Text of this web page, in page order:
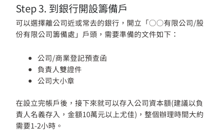
Step 3. 到銀行開設籌備戶
可以選擇離公司近或常去的銀行，開立「○○有限公司/股
份有限公司籌備處」戶頭，需要準備的文件如下：
公司/商業登記預查函
負責人雙證件
公司大小章
在設立完帳戶後，接下來就可以存入公司資本額(建議以負
責人名義存入，金額10萬元以上尤佳)，整個辦理時間大約
需要1-2小時。